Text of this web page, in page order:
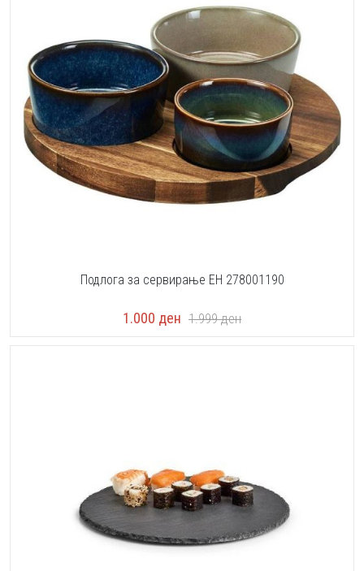
Подлога за сервирање EH 278001190
1.000 ден 1.999ден